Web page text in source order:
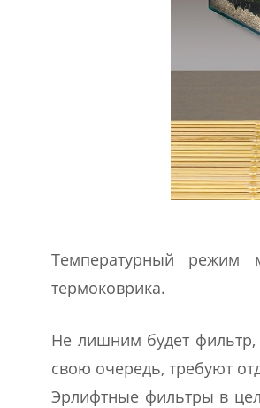
Температурный режим
термоковрика.
Не лишним будет
свою очередь, требуют
Эрлифтные фильтры в